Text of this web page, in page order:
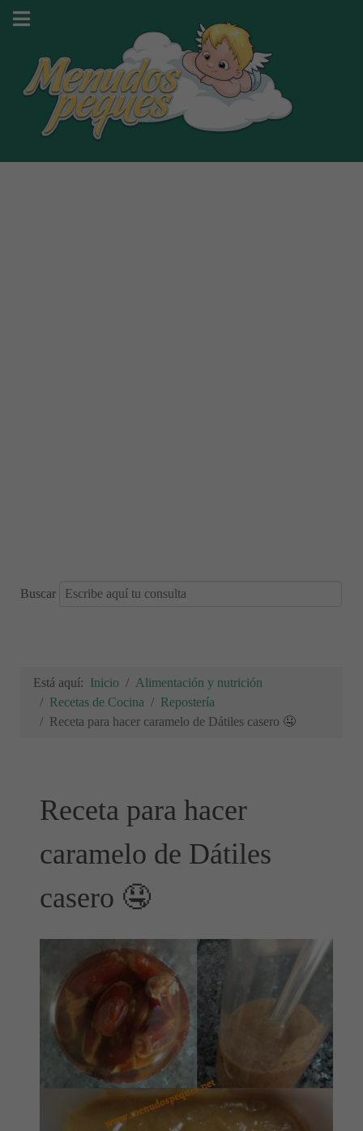
Buscar
Está aquí: Inicio
Alimentación y nutrición
Recetas de Cocina
Repostería
Receta para hacer caramelo de Dátiles casero 🤤
Receta para hacer
caramelo de Dátiles
casero 🤤